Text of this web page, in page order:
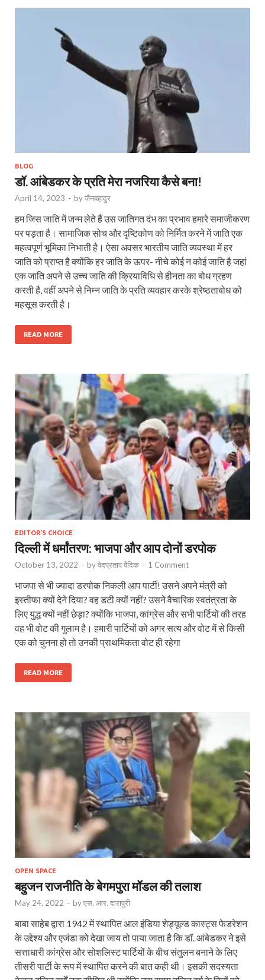
BLOG
डॉ. आंबेडकर के प्रति मेरा नजरिया कैसे बना!
April 14, 2023 - byजैनबहादुर
हम जिस जाति में जन्म लेते हैं उस जातिगत दंभ का प्रभाव हमारे समाजीकरण
पर पड़ता है। सामाजिक सोच और दृष्टिकोण को निर्मित करने में जाति एक
महत्वपूर्ण भूमिका निभाती है। ऐसा अवसर भारतीय जाति व्यवस्था में हर
जाति को प्राप्त है क्योंकि हर जाति के ऊपर- नीचे कोई न कोई जाति है जहां
एक जाति अपने से उच्च जाति की क्रियाविधि से हीनता का बोध ग्रहण
करती है, वहीं अपने से निम्न जाति के प्रति व्यवहार करके श्रेष्ठताबोध को
महसूस करती है।
READ MORE
EDITOR'S CHOICE
दिल्ली में धर्मांतरण: भाजपा और आप दोनों डरपोक
October 13, 2022 - byवेदप्रताप वैदिक - 1 Comment
भाजपा से भी ज्यादा डरपोक निकली आप पार्टी! उसने अपने मंत्री को
इस्तीफा क्यों देने दिया? वह डटी क्यों नहीं? उसने वैचारिक स्वतंत्रता के
लिए युद्ध क्यों नहीं छेड़ा? क्योंकि भाजपा, कांग्रेस और सभी पार्टियों की तरह
वह भी वोट की गुलाम है। हमारी पार्टियों को अगर सत्य और वोट में से किसी
एक को चुनना हो तो उनकी प्राथमिकता वोट ही रहेगा
READ MORE
OPEN SPACE
बहुजन राजनीति के बेगमपुरा मॉडल की तलाश
May 24, 2022 - byएस. आर. दारापुरी
बाबा साहेब द्वारा 1942 में स्थापित आल इंडिया शेड्यूल्ड कास्ट्स फेडरेशन
के उद्देश्य और एजंडा को देखा जाय तो पाया जाता है कि डॉ. आंबेडकर ने इसे
सत्ताधारी कांग्रेस और सोशलिस्ट पार्टियों के बीच संतुलन बनाने के लिए
तीसरी पार्टी के रूप में स्थापित करने की बात कही थी। इसकी सदस्यता